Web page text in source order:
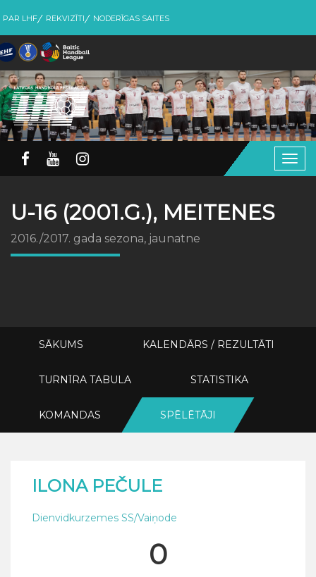
PAR LHF REKVIZĪTI NODERĪGAS SAITES
U-16 (2001.G.), MEITENES
2016./2017. gada sezona, jaunatne
SĀKUMS KALENDĀRS / REZULTĀTI
TURNĪRA TABULA STATISTIKA
KOMANDAS SPĒLĒTĀJI
ILONA PEČULE
Dienvidkurzemes SS/Vaiņode
0